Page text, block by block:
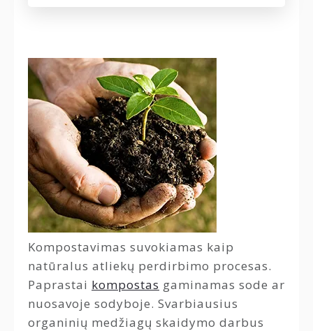
Kompostavimas suvokiamas kaip
natūralus atliekų perdirbimo procesas.
Paprastai kompostas gaminamas sode ar
nuosavoje sodyboje. Svarbiausius
organinių medžiagų skaidymo darbus